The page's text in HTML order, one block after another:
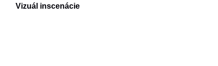
Vizuál inscenácie